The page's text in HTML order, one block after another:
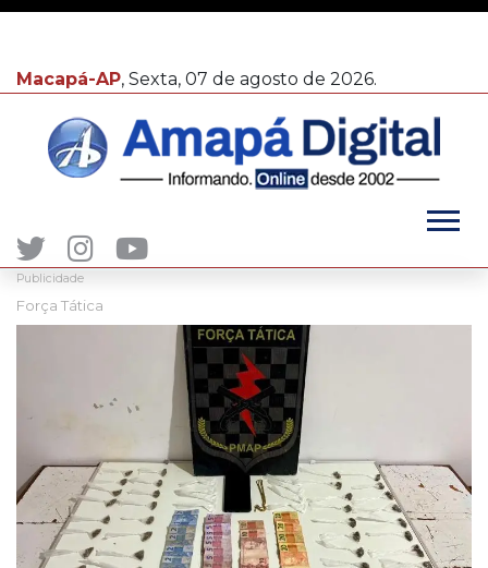
Macapá-AP, Sexta, 07 de agosto de 2026.
Publicidade
Força Tática